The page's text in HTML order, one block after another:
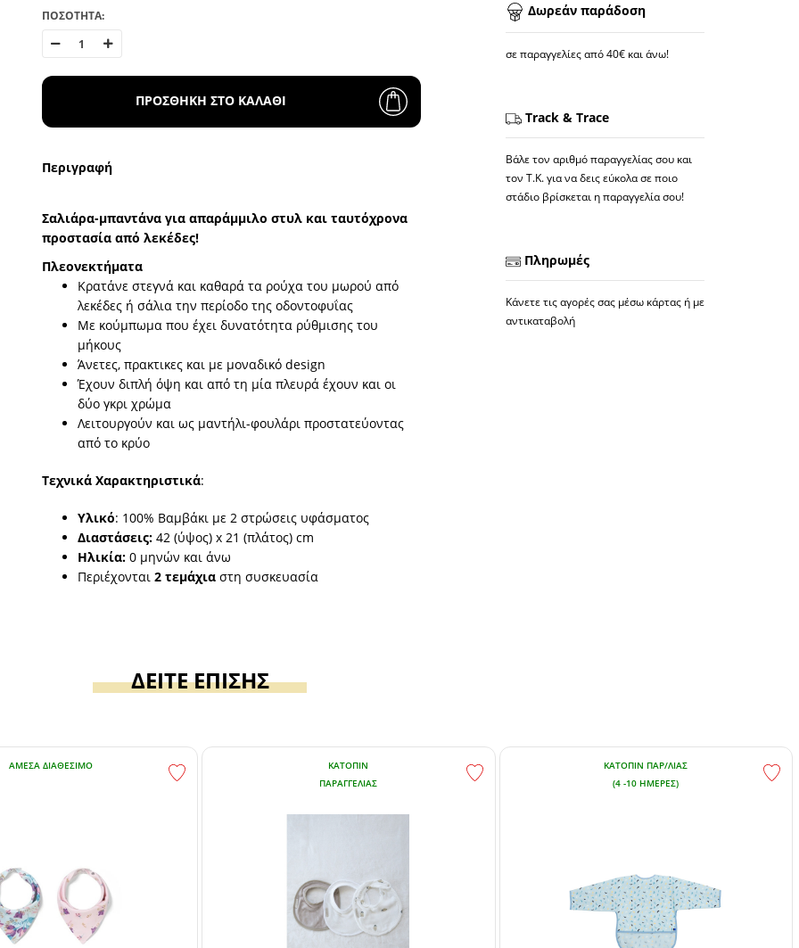
ΠΟΣΟΤΗΤΑ:
ΠΡΟΣΘΗΚΗ ΣΤΟ ΚΑΛΑΘΙ
Περιγραφή
Σαλιάρα-μπαντάνα για απαράμμιλο στυλ και ταυτόχρονα
προστασία από λεκέδες!
Πλεονεκτήματα
Κρατάνε στεγνά και καθαρά τα ρούχα του μωρού από
λεκέδες ή σάλια την περίοδο της οδοντοφυΐας
Με κούμπωμα που έχει δυνατότητα ρύθμισης του
μήκους
Άνετες, πρακτικες και με μοναδικό design
Έχουν διπλή όψη και από τη μία πλευρά έχουν και οι
δύο γκρι χρώμα
Λειτουργούν και ως μαντήλι-φουλάρι προστατεύοντας
από το κρύο
Τεχνικά Χαρακτηριστικά:
Υλικό: 100% Βαμβάκι με 2 στρώσεις υφάσματος
Διαστάσεις:42 (ύψος) x 21 (πλάτος) cm
Ηλικία: 0 μηνών και άνω
Περιέχονται 2 τεμάχια στη συσκευασία
Δωρεάν παράδοση
σε παραγγελίες από 40€ και άνω!
Track & Trace
Βάλε τον αριθμό παραγγελίας σου και
τον Τ.Κ. για να δεις εύκολα σε ποιο
στάδιο βρίσκεται η παραγγελία σου!
Πληρωμές
Κάνετε τις αγορές σας μέσω κάρτας ή με
αντικαταβολή
ΔΕΙΤΕ ΕΠΙΣΗΣ
ΆΜΕΣΑ ΔΙΑΘΈΣΙΜΟ
ΚΑΤΌΠΙΝ
ΠΑΡΑΓΓΕΛΊΑΣ
ΚΑΤΌΠΙΝ ΠΑΡ/ΛΊΑΣ
(4 -10 ΗΜΈΡΕΣ)